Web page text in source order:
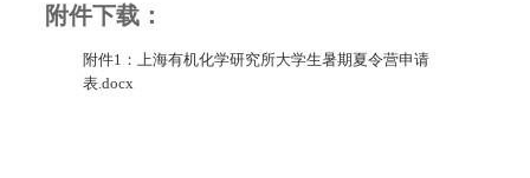
附件下载：
附件1：上海有机化学研究所大学生暑期夏令营申请
表.docx